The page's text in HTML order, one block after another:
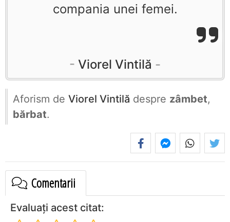
compania unei femei.
Viorel Vintilă
Aforism de Viorel Vintilă despre zâmbet,
bărbat.
Comentarii
Evaluați acest citat: